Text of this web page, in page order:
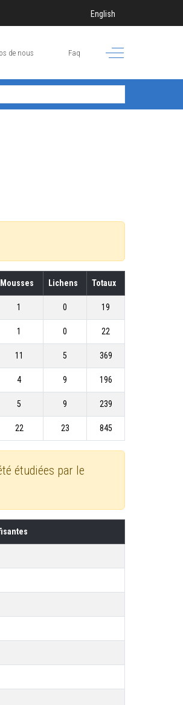
Sélectionnez votre langue
English
de nous Faq Off-Canvas Toggle
Mousses Lichens Totaux
1 0 19
1 0 22
11 5 369
4 9 196
5 9 239
22 23 845
étudiées par le